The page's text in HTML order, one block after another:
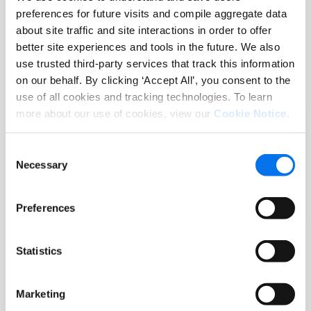
preferences for future visits and compile aggregate data
about site traffic and site interactions in order to offer
better site experiences and tools in the future. We also
use trusted third-party services that track this information
on our behalf. By clicking ‘Accept All’, you consent to the
use of all cookies and tracking technologies. To learn
more about our use of cookies, view our Cookie Notice
Selection
Necessary
Preferences
Statistics
Marketing
Syndigo a Strong Performer in Master
Data Management (MDM) Solutions